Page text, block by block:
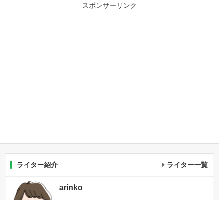
スポンサーリンク
ライター紹介 ライター一覧
arinko